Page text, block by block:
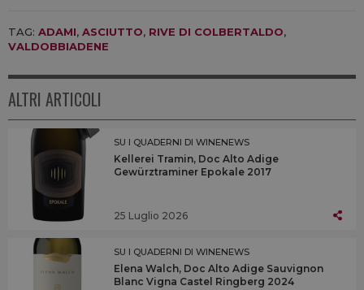
TAG: ADAMI, ASCIUTTO, RIVE DI COLBERTALDO,
VALDOBBIADENE
ALTRI ARTICOLI
SU I QUADERNI DI WINENEWS
Kellerei Tramin, Doc Alto Adige
Gewürztraminer Epokale 2017
25 Luglio 2026
SU I QUADERNI DI WINENEWS
Elena Walch, Doc Alto Adige Sauvignon
Blanc Vigna Castel Ringberg 2024